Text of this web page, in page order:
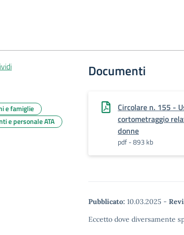
Documenti
Circolare n. 155 -
cortometraggio
donne
pdf - 893 kb
Pubblicato: 10.03.2025 -
Eccetto dove diversamente
e famiglie
e personale ATA